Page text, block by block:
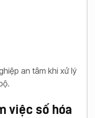
an tâm khi xử lý
việc số hóa